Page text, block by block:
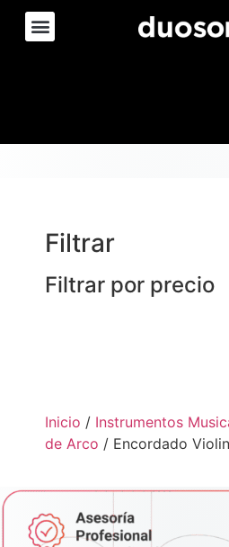
Filtrar
Filtrar por precio
Inicio / Instrumentos
de Arco / Encordado Violin